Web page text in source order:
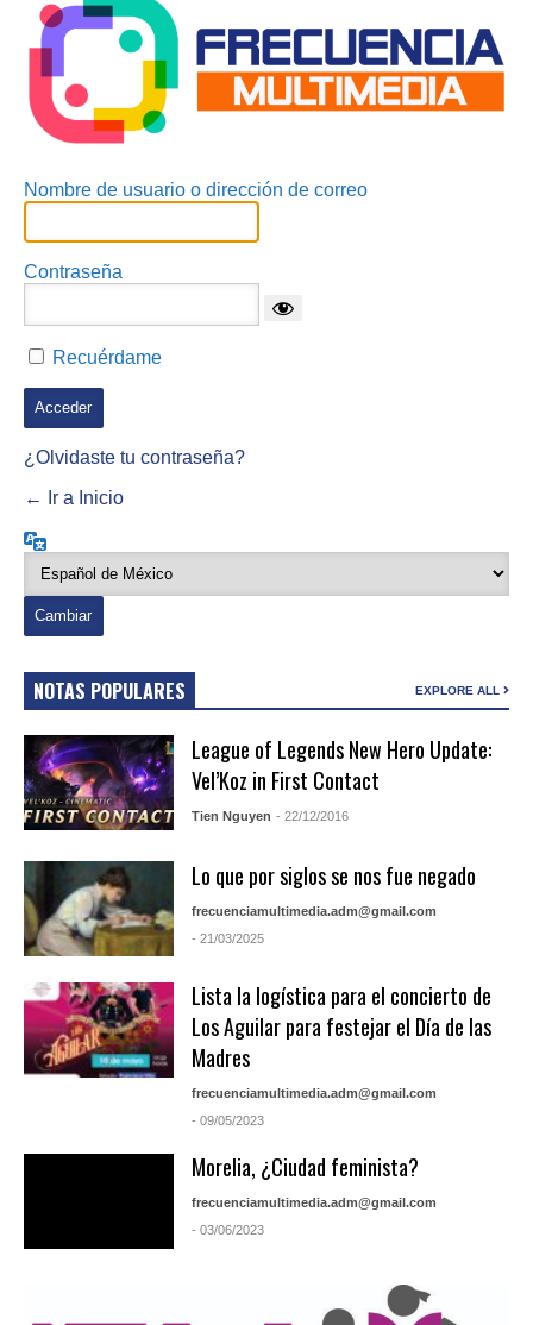
Nombre de usuario o dirección de correo
Contraseña
Recuérdame
¿Olvidaste tu contraseña?
← Ir a Inicio
NOTAS POPULARES EXPLORE ALL
League of Legends New Hero Update:
Vel’Koz in First Contact
Tien Nguyen - 22/12/2016
Lo que por siglos se nos fue negado
frecuenciamultimedia.adm@gmail.com
- 21/03/2025
Lista la logística para el concierto de
Los Aguilar para festejar el Día de las
Madres
frecuenciamultimedia.adm@gmail.com
- 09/05/2023
Morelia, ¿Ciudad feminista?
frecuenciamultimedia.adm@gmail.com
- 03/06/2023